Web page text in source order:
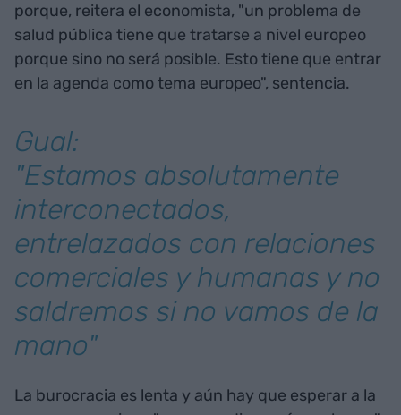
porque, reitera el economista, "un problema de
salud pública tiene que tratarse a nivel europeo
porque sino no será posible. Esto tiene que entrar
en la agenda como tema europeo", sentencia.
Gual:
"Estamos absolutamente
interconectados,
entrelazados con relaciones
comerciales y humanas y no
saldremos si no vamos de la
mano"
La burocracia es lenta y aún hay que esperar a la